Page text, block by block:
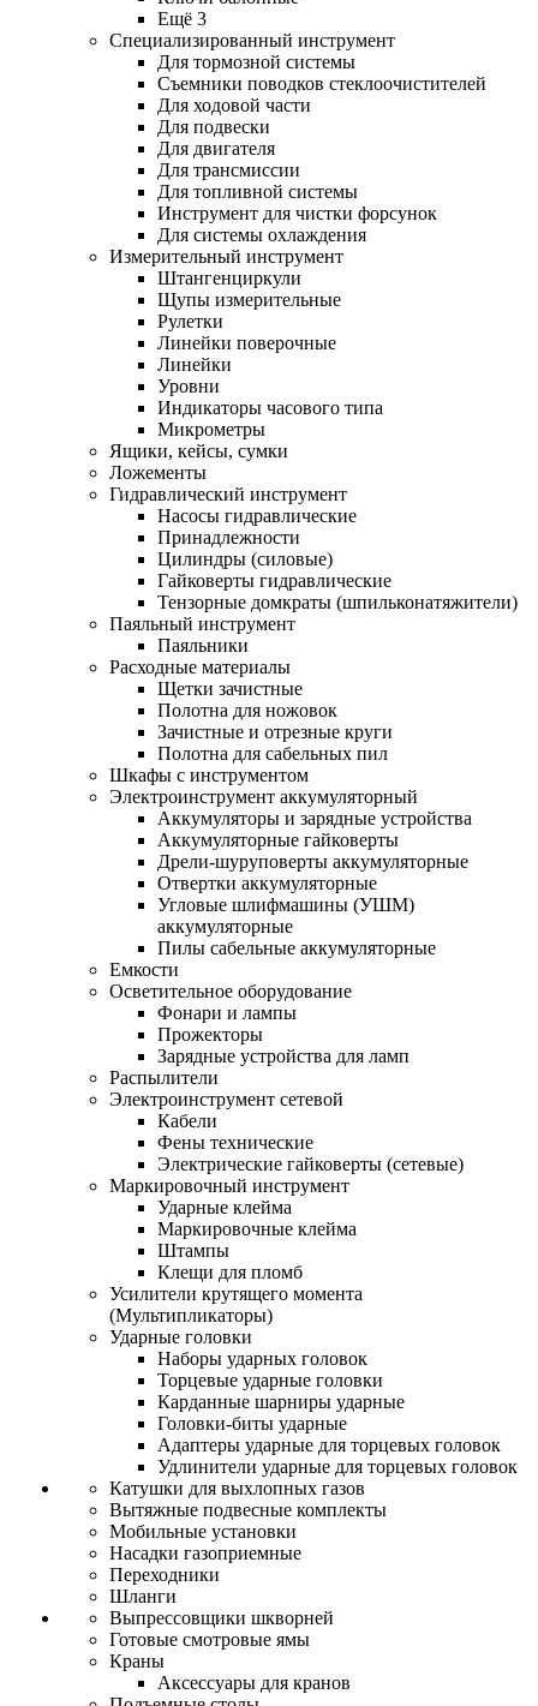
Ещё 3
Специализированный инструмент
Для тормозной системы
Съемники поводков стеклоочистителей
Для ходовой части
Для подвески
Для двигателя
Для трансмиссии
Для топливной системы
Инструмент для чистки форсунок
Для системы охлаждения
Измерительный инструмент
Штангенциркули
Щупы измерительные
Рулетки
Линейки поверочные
Линейки
Уровни
Индикаторы часового типа
Микрометры
Ящики, кейсы, сумки
Ложементы
Гидравлический инструмент
Насосы гидравлические
Принадлежности
Цилиндры (силовые)
Гайковерты гидравлические
Тензорные домкраты (шпильконатяжители)
Паяльный инструмент
Паяльники
Расходные материалы
Щетки зачистные
Полотна для ножовок
Зачистные и отрезные круги
Полотна для сабельных пил
Шкафы с инструментом
Электроинструмент аккумуляторный
Аккумуляторы и зарядные устройства
Аккумуляторные гайковерты
Дрели-шуруповерты аккумуляторные
Отвертки аккумуляторные
Угловые шлифмашины (УШМ)
аккумуляторные
Пилы сабельные аккумуляторные
Емкости
Осветительное оборудование
Фонари и лампы
Прожекторы
Зарядные устройства для ламп
Распылители
Электроинструмент сетевой
Кабели
Фены технические
Электрические гайковерты (сетевые)
Маркировочный инструмент
Ударные клейма
Маркировочные клейма
Штампы
Клещи для пломб
Усилители крутящего момента
(Мультипликаторы)
Ударные головки
Наборы ударных головок
Торцевые ударные головки
Карданные шарниры ударные
Головки-биты ударные
Адаптеры ударные для торцевых головок
Удлинители ударные для торцевых головок
Катушки для выхлопных газов
Вытяжные подвесные комплекты
Мобильные установки
Насадки газоприемные
Переходники
Шланги
Выпрессовщики шкворней
Готовые смотровые ямы
Краны
Аксессуары для кранов